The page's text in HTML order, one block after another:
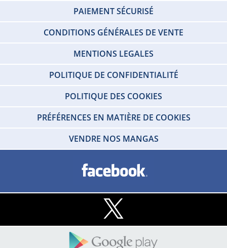
PAIEMENT SÉCURISÉ
CONDITIONS GÉNÉRALES DE VENTE
MENTIONS LEGALES
POLITIQUE DE CONFIDENTIALITÉ
POLITIQUE DES COOKIES
PRÉFÉRENCES EN MATIÈRE DE COOKIES
VENDRE NOS MANGAS